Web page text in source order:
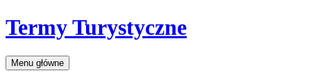
Przejdź
do
Termy Turystyczne
Szukaj
Menu główne